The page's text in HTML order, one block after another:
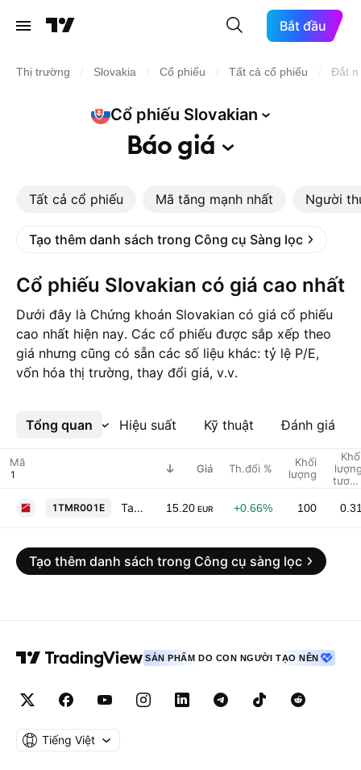
Bắt đầu
Thị trường Slovakia Cổ phiếu Tất cả cổ phiếu Đắt
Cổ phiếu Slovakian
Báogiá
Tất cả cổ phiếu Mã tăng mạnh nhất Người
Tạo thêm danh sách trong Công cụ Sàng lọc
Cổ phiếu Slovakian có giá cao nhất
Dưới đây là Chứng khoán Slovakian có giá cổ phiếu
cao nhất hiện nay. Các cổ phiếu được sắp xếp theo
giá nhưng cũng có sẵn các số liệu khác: tỷ lệ P/E,
vốn hóa thị trường, thay đổi giá, v.v.
Tổng quan Hiệu suất Kỹ thuật Đánh giá
Xem thêm
Mã Giá Th.đổi %
Khối
lượng
1TMR001E Tatry mountain resorts as 15.20 EUR +0.66% 100
Tạo thêm danh sách trong Công cụ sàng lọc
SẢN PHẨM DO CON NGƯỜI TẠO NÊN
Tiếng Việt